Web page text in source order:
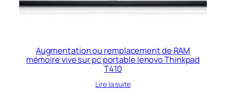
Augmentation ou remplacement de RAM
mémoire vive sur pc portable lenovo Thinkpad
T410
Lire la suite